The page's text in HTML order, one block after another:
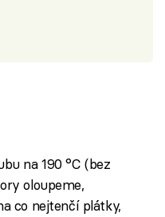
na 190 °C (bez
oloupeme,
co nejtenčí plátky,